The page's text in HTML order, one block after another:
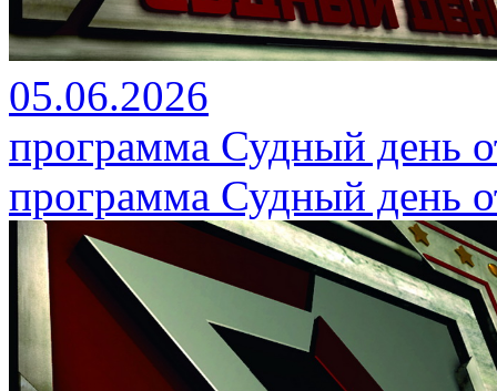
05.06.2026
программа Судный день
программа Судный день